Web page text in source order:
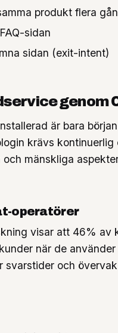
produkt flera
sidan
sidan (exit-intent)
genom
är bara
krävs kontinuerlig
mänskliga
operatörer
visar att 46% av
när de
svarstider och